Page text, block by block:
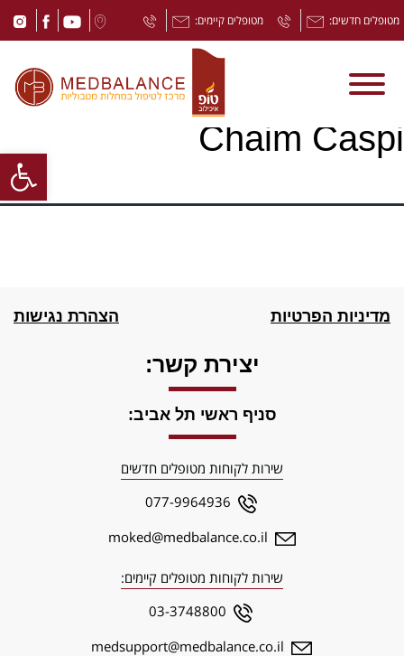
Open toolbar
מטופלים חדשים: מטופלים קיימים:
Chaim Caspi
מדיניות הפרטיות הצהרת נגישות
יצירת קשר:
סניף ראשי תל אביב:
שירות לקוחות מטופלים חדשים
077-9964936
moked@medbalance.co.il
שירות לקוחות מטופלים קיימים:
03-3748800
medsupport@medbalance.co.il